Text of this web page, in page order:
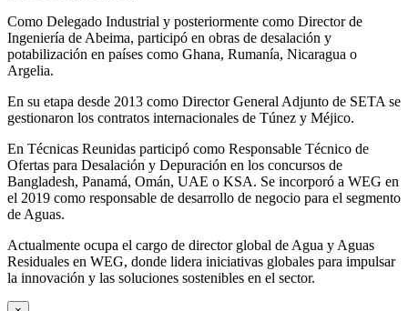
Como Delegado Industrial y posteriormente como Director de
Ingeniería de Abeima, participó en obras de desalación y
potabilización en países como Ghana, Rumanía, Nicaragua o
Argelia.
En su etapa desde 2013 como Director General Adjunto de SETA se
gestionaron los contratos internacionales de Túnez y Méjico.
En Técnicas Reunidas participó como Responsable Técnico de
Ofertas para Desalación y Depuración en los concursos de
Bangladesh, Panamá, Omán, UAE o KSA. Se incorporó a WEG en
el 2019 como responsable de desarrollo de negocio para el segmento
de Aguas.
Actualmente ocupa el cargo de director global de Agua y Aguas
Residuales en WEG, donde lidera iniciativas globales para impulsar
la innovación y las soluciones sostenibles en el sector.